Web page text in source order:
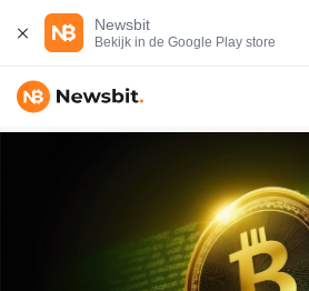
Newsbit
Bekijk in de Google Play store